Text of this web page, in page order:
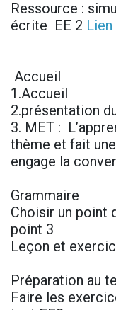
Ressource :
écrite EE 2
Accueil
1.Accueil
2.présentation
3. MET :
thème et fait
engage la
Grammaire
Choisir un point
point 3
Leçon et
Préparation au
Faire les